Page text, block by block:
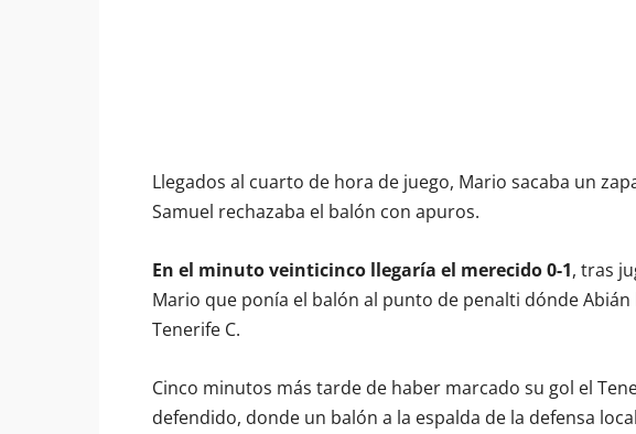
Llegados al cuarto de hora de juego, Mario sacaba un
Samuel rechazaba el balón con apuros.
En el minuto veinticinco llegaría el merecido 0-1, tras
Mario que ponía el balón al punto de penalti dónde
Tenerife C.
Cinco minutos más tarde de haber marcado su gol el
defendido, donde un balón a la espalda de la defensa